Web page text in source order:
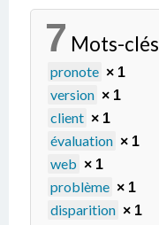
7 Mots-clés
pronote × 1
version × 1
client × 1
évaluation × 1
web × 1
problème × 1
disparition × 1